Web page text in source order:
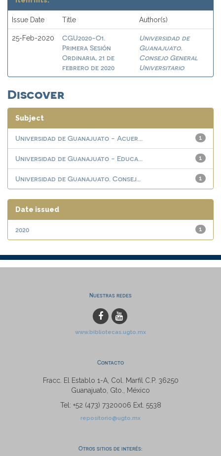
Issue Date Title Author(s)
25-Feb-2020
CGU2020-O1.
Primera Sesión
Ordinaria, 21 de
febrero de 2020
Universidad de
Guanajuato.
Consejo General
Universitario
Discover
Subject
1
Universidad de Guanajuato - Acuer...
1
Universidad de Guanajuato - Educa...
1
Universidad de Guanajuato. Consej...
Date issued
1
2020
Nuestras redes
www.bibliotecas.ugto.mx
Contacto
Fracc. El Establo 1-A, Col. Marfil C.P. 36250
Guanajuato, Gto., México
Tel: +52 (473) 7320006 Ext. 5538
repositorio@ugto.mx
Otros sitios de interés: